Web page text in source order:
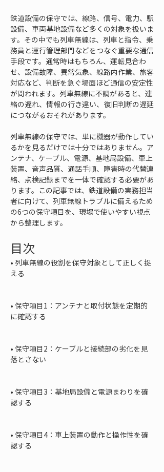
鉄道設備の保守では、線路、信号、電力、駅
設備、車両基地設備など多くの対象を扱いま
す。その中でも列車無線は、列車と指令、乗
務員と運行管理部門などをつなぐ重要な通信
手段です。通常時はもちろん、運転見合わ
せ、設備故障、異常気象、線路内作業、旅客
対応など、判断を急ぐ場面ほど通信の安定性
が問われます。列車無線に不調があると、連
絡の遅れ、情報の行き違い、復旧判断の遅延
につながるおそれがあります。
列車無線の保守では、単に機器が動作してい
るかを見るだけでは十分ではありません。ア
ンテナ、ケーブル、電源、基地局設備、車上
装置、音声品質、通話手順、障害時の代替連
絡、点検記録までを一体で確認する必要があ
ります。この記事では、鉄道設備の実務担当
者に向けて、列車無線トラブルに備えるため
の6つの保守項目を、現場で使いやすい視点
から整理します。
目次
• 列車無線の役割を保守対象として正しく捉
える
• 保守項目1：アンテナと取付状態を定期的
に確認する
• 保守項目2：ケーブルと接続部の劣化を見
落とさない
• 保守項目3：基地局設備と電源まわりを確
認する
• 保守項目4：車上装置の動作と操作性を確
認する